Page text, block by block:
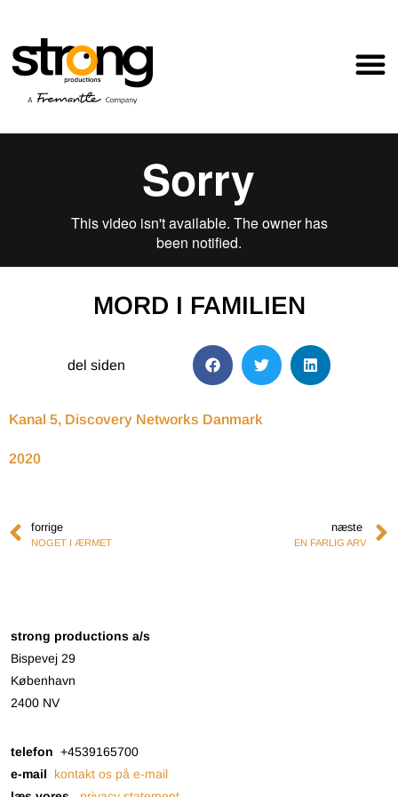
MORD I FAMILIEN
del siden
Kanal 5, Discovery Networks Danmark
2020
forrige
NOGET I ÆRMET
næste
EN FARLIG ARV
strong productions a/s
Bispevej 29
København
2400 NV
telefon +4539165700
e-mail kontakt os på e-mail